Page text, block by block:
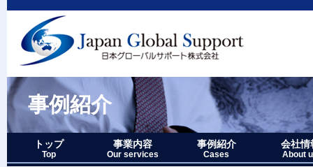
事例紹介
トップ
Top
事業内容
Our services
事例紹介
Cases
会社情
About